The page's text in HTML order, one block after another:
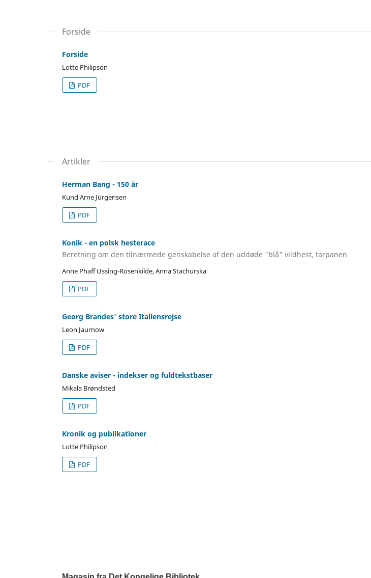
Forside
Forside
Lotte Philipson
PDF
Artikler
Herman Bang - 150 år
Kund Arne Jürgensen
PDF
Konik - en polsk hesterace
Beretning om den tilnærmede genskabelse af den uddøde "blå" vildhest, tarpanen
Anne Phaff Ussing-Rosenkilde, Anna Stachurska
PDF
Georg Brandes' store Italiensrejse
Leon Jaurnow
PDF
Danske aviser - indekser og fuldtekstbaser
Mikala Brøndsted
PDF
Kronik og publikationer
Lotte Philipson
PDF